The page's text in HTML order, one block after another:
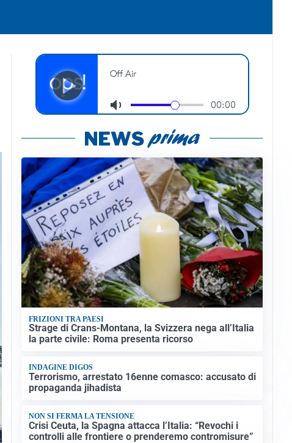
FRIZIONI TRA PAESI
Strage di Crans-Montana, la Svizzera nega all’Italia
la parte civile: Roma presenta ricorso
INDAGINE DIGOS
Terrorismo, arrestato 16enne comasco: accusato di
propaganda jihadista
NON SI FERMA LA TENSIONE
Crisi Ceuta, la Spagna attacca l’Italia: “Revochi i
controlli alle frontiere o prenderemo contromisure”